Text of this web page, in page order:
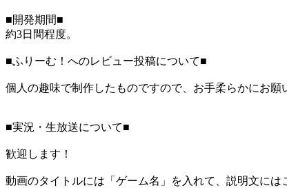
■開発期間■
約3日間程度。
■ふりーむ！へのレビュー投稿について■
個人の趣味で制作したものですので、お手柔らかにお願
■実況・生放送について■
歓迎します！
動画のタイトルには「ゲーム名」を入れて、説明文に